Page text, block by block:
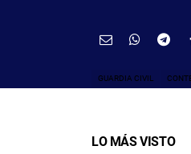
GUARDIA CIVIL
LO MÁS VISTO